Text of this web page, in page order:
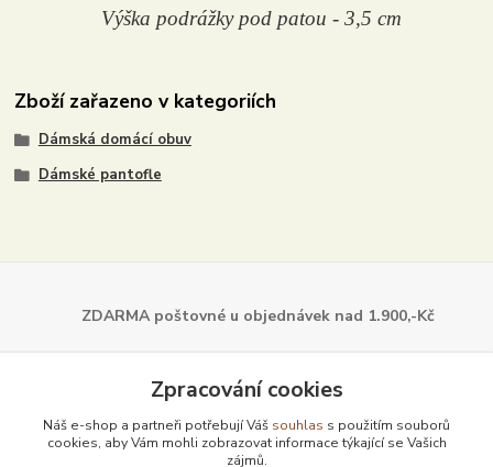
Výška podrážky pod patou - 3,5 cm
Zboží zařazeno v kategoriích
Dámská domácí obuv
Dámské pantofle
ZDARMA poštovné u objednáveknad 1.900,-Kč
Dále z naší nabídky
Zpracování cookies
Náš e-shop a partneři potřebují Váš souhlas s použitím souborů
cookies, aby Vám mohli zobrazovat informace týkající se Vašich
zájmů.